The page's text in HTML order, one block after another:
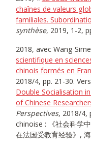
chaînes de valeurs
familiales.
synthèse, 2019, 1-2,
2018, avec Wang
scientifique en
chinois formés en
2018/4, pp. 21-30.
Double Socialisation
of Chinese
Perspectives, 2018/4,
chinoise : 《社会科学
在法国受教育经验》,